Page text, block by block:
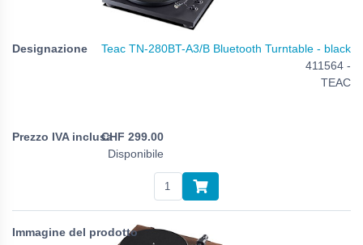
Teac TN-280BT-A3/B Bluetooth Turntable - black
411564 -
TEAC
CHF 299.00
Disponibile